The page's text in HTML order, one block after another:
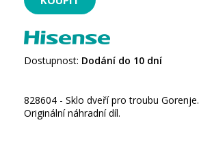
Dostupnost: Dodání do 10 dní
828604 - Sklo dveří pro troubu Gorenje.
Originální náhradní díl.